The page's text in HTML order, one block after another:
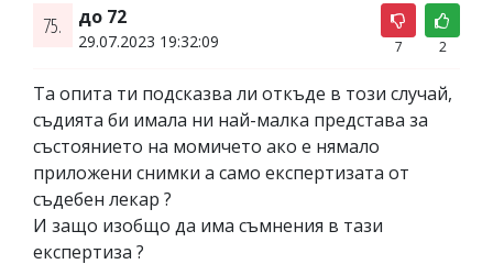
75. до 72
29.07.2023 19:32:09 7 2
Та опита ти подсказва ли откъде в този случай,
съдията би имала ни най-малка представа за
състоянието на момичето ако е нямало
приложени снимки а само експертизата от
съдебен лекар ?
И защо изобщо да има съмнения в тази
експертиза ?